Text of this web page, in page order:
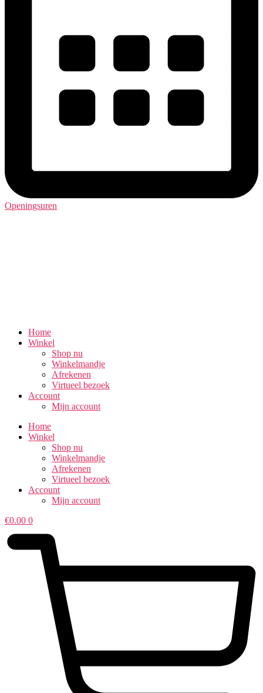
Openingsuren
Home
Winkel
Shop nu
Winkelmandje
Afrekenen
Virtueel bezoek
Account
Mijn account
Home
Winkel
Shop nu
Winkelmandje
Afrekenen
Virtueel bezoek
Account
Mijn account
€0.00 0